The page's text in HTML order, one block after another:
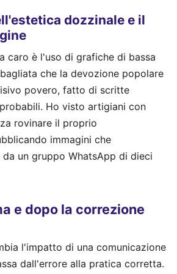
dozzinale e il
caro è l'uso di grafiche di bassa
che la devozione popolare
povero, fatto di scritte
Ho visto artigiani con
rovinare il proprio
immagini che
un gruppo WhatsApp di dieci
e dopo la correzione
l'impatto di una comunicazione
dall'errore alla pratica corretta.